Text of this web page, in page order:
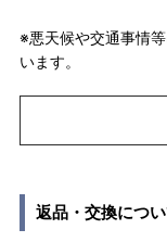
※悪天候や交通事情
います。
返品・交換につ